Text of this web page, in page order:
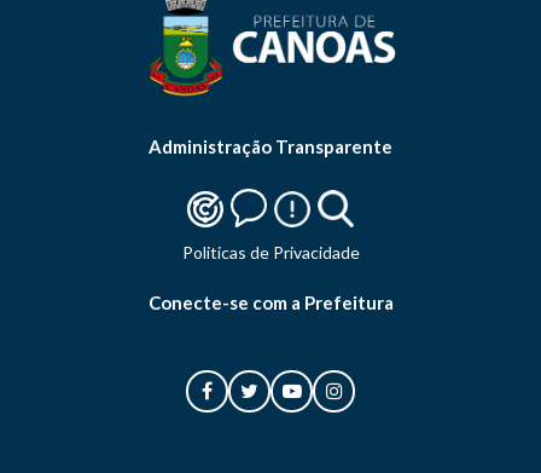
Administração Transparente
Politicas de Privacidade
Conecte-se com a Prefeitura